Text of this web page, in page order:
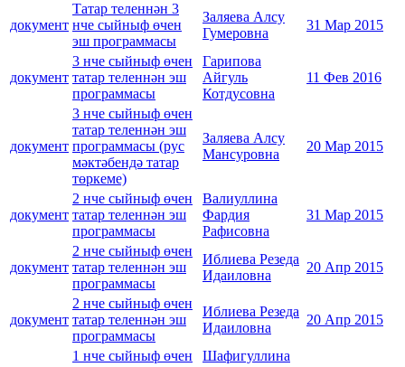
документ
Татар теленнән 3
нче сыйныф өчен
эш программасы
Заляева Алсу
Гумеровна
31 Мар 2015
документ
3 нче сыйныф өчен
татар теленнән эш
программасы
Гарипова
Айгуль
Котдусовна
11 Фев 2016
документ
3 нче сыйныф өчен
татар теленнән эш
программасы (рус
мәктәбендә татар
төркеме)
Заляева Алсу
Мансуровна
20 Мар 2015
документ
2 нче сыйныф өчен
татар теленнән эш
программасы
Валиуллина
Фардия
Рафисовна
31 Мар 2015
документ
2 нче сыйныф өчен
татар теленнән эш
программасы
Иблиева Резеда
Идаиловна
20 Апр 2015
документ
2 нче сыйныф өчен
татар теленнән эш
программасы
Иблиева Резеда
Идаиловна
20 Апр 2015
1 нче сыйныф өчен
Шафигуллина